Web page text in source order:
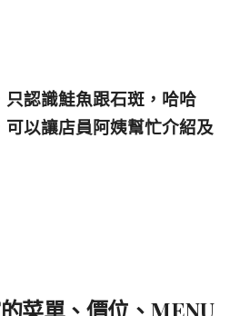
認識鮭魚跟石斑，哈哈
以讓店員阿姨幫忙介紹及
菜單、價位、MENU